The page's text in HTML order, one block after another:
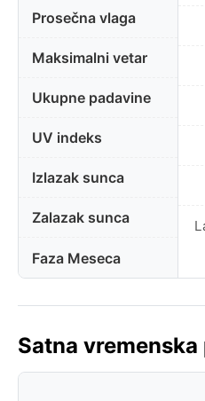
Prosečna vlaga
Maksimalni vetar
Ukupne padavine
UV indeks
Izlazak sunca
Zalazak sunca
Faza Meseca
Satna